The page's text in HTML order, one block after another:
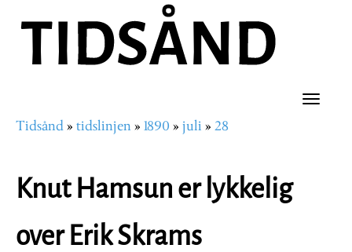
hovedinnhold
Toggle
Navigasjonssti
Tidsånd tidslinjen 1890 juli 28
Knut Hamsun er lykkelig
over Erik Skrams